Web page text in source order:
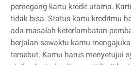
pemegang kartu kredit utama.
tidak bisa. Status kartu kreditmu
ada masalah keterlambatan
berjalan sewaktu kamu
tersebut. Kamu harus menyetujui